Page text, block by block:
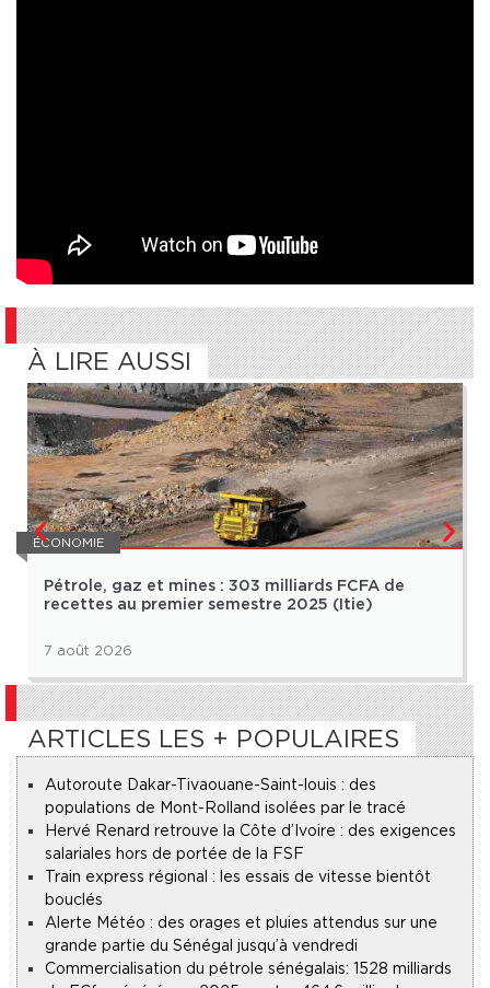
À LIRE AUSSI
ÉCONOMIE
Pétrole, gaz et mines : 303 milliards FCFA de
recettes au premier semestre 2025 (Itie)
7 août 2026
ARTICLES LES + POPULAIRES
Autoroute Dakar-Tivaouane-Saint-louis : des
populations de Mont-Rolland isolées par le tracé
Hervé Renard retrouve la Côte d’Ivoire : des exigences
salariales hors de portée de la FSF
Train express régional : les essais de vitesse bientôt
bouclés
Alerte Météo : des orages et pluies attendus sur une
grande partie du Sénégal jusqu’à vendredi
Commercialisation du pétrole sénégalais : 1528 milliards